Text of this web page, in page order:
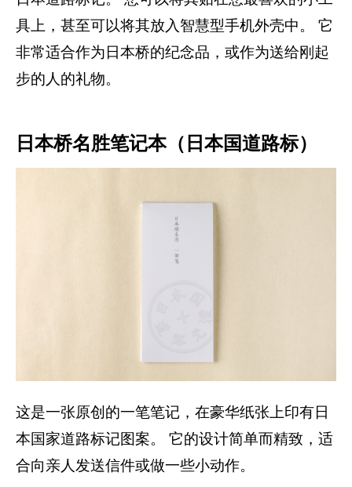
具上，甚至可以将其放入智慧型手机外壳中。 它
非常适合作为日本桥的纪念品，或作为送给刚起
步的人的礼物。
日本桥名胜笔记本（日本国道路标）
这是一张原创的一笔笔记，在豪华纸张上印有日
本国家道路标记图案。 它的设计简单而精致，适
合向亲人发送信件或做一些小动作。